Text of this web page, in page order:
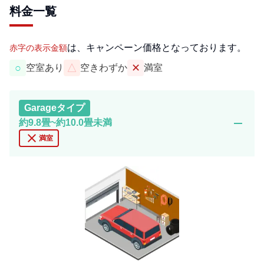
料金一覧
赤字の表示金額は、キャンペーン価格となっております。
○ 空室あり △ 空きわずか ✕ 満室
Garageタイプ
約9.8畳~約10.0畳未満
close 満室
remove